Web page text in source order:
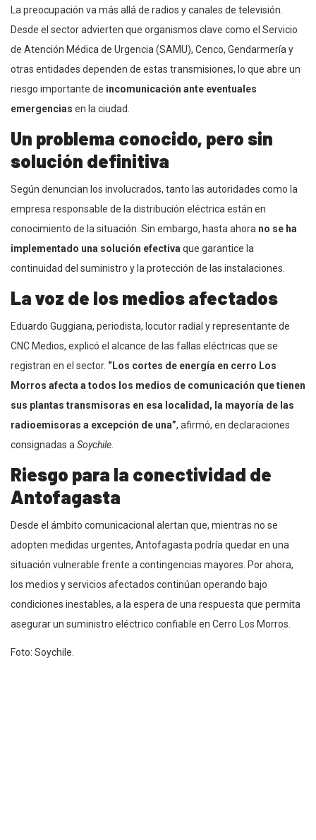
La preocupación va más allá de radios y canales de televisión.
Desde el sector advierten que organismos clave como el Servicio
de Atención Médica de Urgencia (SAMU), Cenco, Gendarmería y
otras entidades dependen de estas transmisiones, lo que abre un
riesgo importante de incomunicación ante eventuales
emergencias en la ciudad.
Un problema conocido, pero sin
solución definitiva
Según denuncian los involucrados, tanto las autoridades como la
empresa responsable de la distribución eléctrica están en
conocimiento de la situación. Sin embargo, hasta ahora no se ha
implementado una solución efectiva que garantice la
continuidad del suministro y la protección de las instalaciones.
La voz de los medios afectados
Eduardo Guggiana, periodista, locutor radial y representante de
CNC Medios, explicó el alcance de las fallas eléctricas que se
registran en el sector. “Los cortes de energía en cerro Los
Morros afecta a todos los medios de comunicación que tienen
sus plantas transmisoras en esa localidad, la mayoría de las
radioemisoras a excepción de una”, afirmó, en declaraciones
consignadas a Soychile.
Riesgo para la conectividad de
Antofagasta
Desde el ámbito comunicacional alertan que, mientras no se
adopten medidas urgentes, Antofagasta podría quedar en una
situación vulnerable frente a contingencias mayores. Por ahora,
los medios y servicios afectados continúan operando bajo
condiciones inestables, a la espera de una respuesta que permita
asegurar un suministro eléctrico confiable en Cerro Los Morros.
Foto: Soychile.